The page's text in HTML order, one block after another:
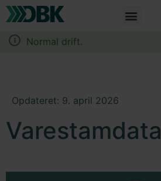
Normal drift.
Opdateret: 9. april 2026
Varestamdata